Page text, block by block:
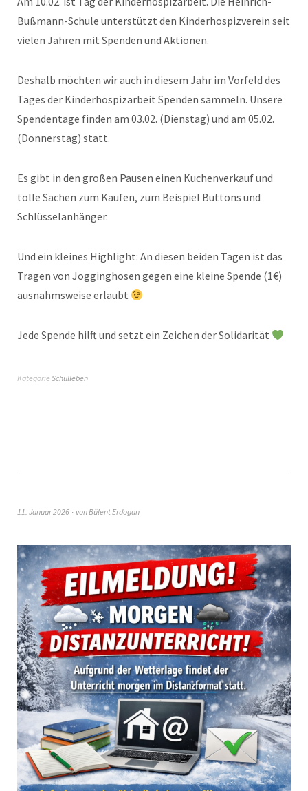
Bußmann-Schule unterstützt den Kinderhospizverein seit
vielen Jahren mit Spenden und Aktionen.
Deshalb möchten wir auch in diesem Jahr im Vorfeld des
Tages der Kinderhospizarbeit Spenden sammeln. Unsere
Spendentage finden am 03.02. (Dienstag) und am 05.02.
(Donnerstag) statt.
Es gibt in den großen Pausen einen Kuchenverkauf und
tolle Sachen zum Kaufen, zum Beispiel Buttons und
Schlüsselanhänger.
Und ein kleines Highlight: An diesen beiden Tagen ist das
Tragen von Jogginghosen gegen eine kleine Spende (1€)
ausnahmsweise erlaubt
Jede Spende hilft und setzt ein Zeichen der Solidarität
Kategorie Schulleben
11. Januar 2026 vonBülent Erdogan